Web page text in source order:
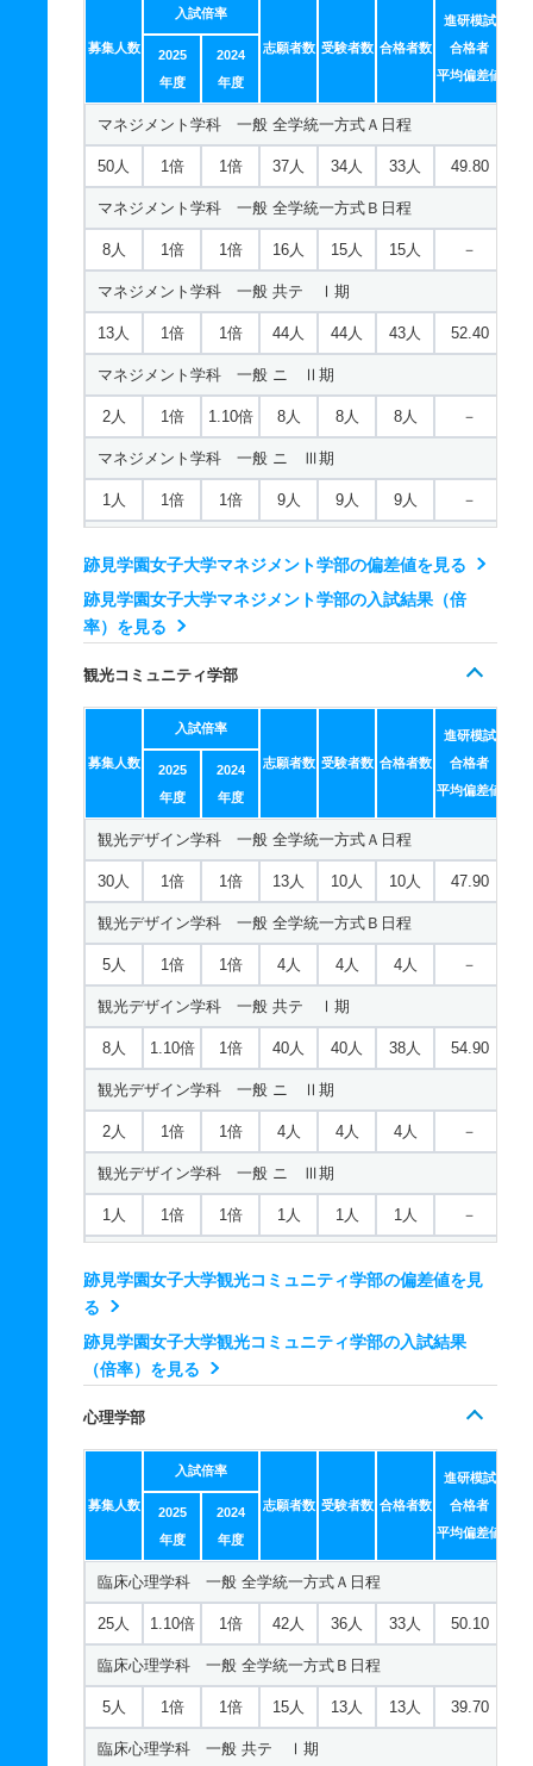
現代文化表現学科 一般 全学統一方式Ｂ日程
1倍 1倍
現代文化表現学科 一般 共テ Ⅰ期
8人 1.10倍 1倍 47人 47人 44人 55.20
現代文化表現学科 一般 ニ Ⅱ期
2人 2倍 1倍 2人 2人 1人 －
現代文化表現学科 一般 ニ Ⅲ期
1人 1倍 1倍 2人 2人 2人 －
現代文化表現学科 推薦 公募推薦
6人 － 1倍 0人 0人 0人 －
募集人数
入試倍率
志願者数 受験者数 合格者数
進研模試
合格者
平均偏差値
2025
年度
2024
年度
マネジメント学科 一般 全学統一方式Ａ日程
50人 1倍 1倍 37人 34人 33人 49.80
マネジメント学科 一般 全学統一方式Ｂ日程
8人 1倍 1倍 16人 15人 15人 －
マネジメント学科 一般 共テ Ⅰ期
13人 1倍 1倍 44人 44人 43人 52.40
マネジメント学科 一般 ニ Ⅱ期
2人 1倍 1.10倍 8人 8人 8人 －
マネジメント学科 一般 ニ Ⅲ期
1人 1倍 1倍 9人 9人 9人 －
跡見学園女子大学マネジメント学部の偏差値を見る
跡見学園女子大学マネジメント学部の入試結果（倍
率）を見る
観光コミュニティ学部
募集人数
入試倍率
志願者数 受験者数 合格者数
進研模試
合格者
平均偏差値
2025
年度
2024
年度
観光デザイン学科 一般 全学統一方式Ａ日程
30人 1倍 1倍 13人 10人 10人 47.90
観光デザイン学科 一般 全学統一方式Ｂ日程
5人 1倍 1倍 4人 4人 4人 －
観光デザイン学科 一般 共テ Ⅰ期
8人 1.10倍 1倍 40人 40人 38人 54.90
観光デザイン学科 一般 ニ Ⅱ期
2人 1倍 1倍 4人 4人 4人 －
観光デザイン学科 一般 ニ Ⅲ期
1人 1倍 1倍 1人 1人 1人 －
5人
跡見学園女子大学観光コミュニティ学部の偏差値を見
る
跡見学園女子大学観光コミュニティ学部の入試結果
（倍率）を見る
心理学部
募集人数
入試倍率
志願者数 受験者数 合格者数
進研模試
合格者
平均偏差値
2025
年度
2024
年度
臨床心理学科 一般 全学統一方式Ａ日程
25人 1.10倍 1倍 42人 36人 33人 50.10
臨床心理学科 一般 全学統一方式Ｂ日程
5人 1倍 1倍 15人 13人 13人 39.70
臨床心理学科 一般 共テ Ⅰ期